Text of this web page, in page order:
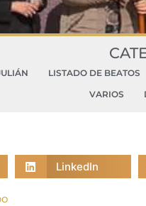
LISTADO DE BEATOS
VARIOS
LinkedIn